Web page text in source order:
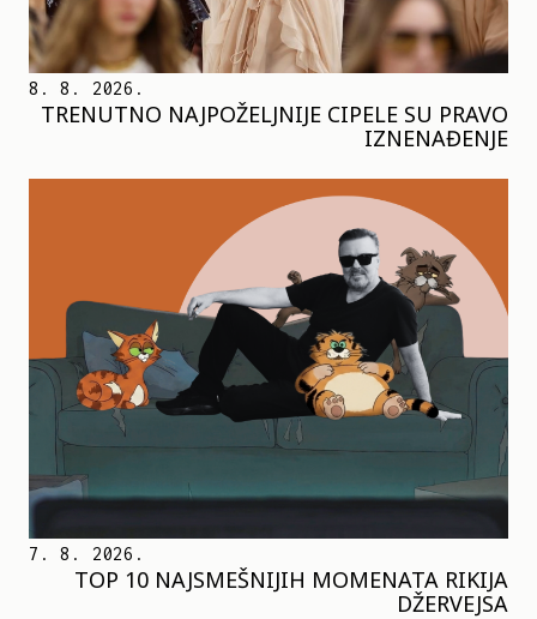
8. 8. 2026.
TRENUTNO NAJPOŽELJNIJE CIPELE SU PRAVO
IZNENAĐENJE
7. 8. 2026.
TOP 10 NAJSMEŠNIJIH MOMENATA RIKIJA
DŽERVEJSA